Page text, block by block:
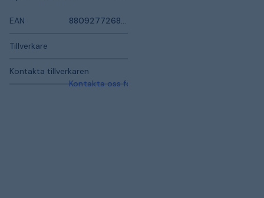
EAN 8809277268432
Tillverkare
Kontakta tillverkaren
Kontakta oss för mer information